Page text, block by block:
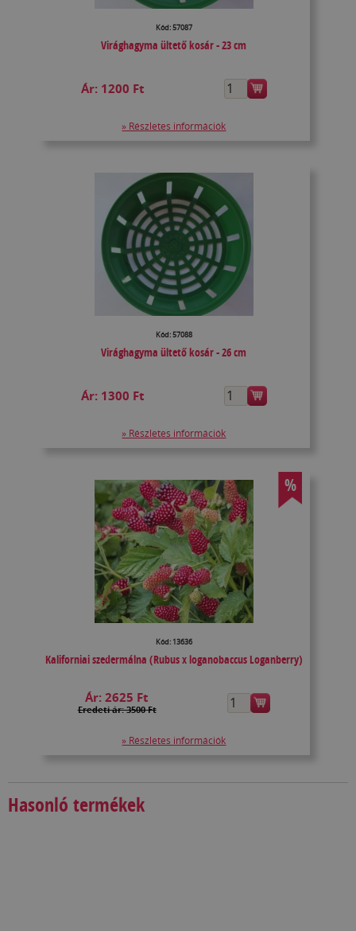
Kód: 57087
Virághagyma ültető kosár - 23 cm
Ár: 1200 Ft
» Részletes információk
Kód: 57088
Virághagyma ültető kosár - 26 cm
Ár: 1300 Ft
» Részletes információk
%
Kód: 13636
Kaliforniai szedermálna (Rubus x loganobaccus Loganberry)
Ár:2625 Ft
Eredeti ár: 3500 Ft
» Részletes információk
Hasonló termékek